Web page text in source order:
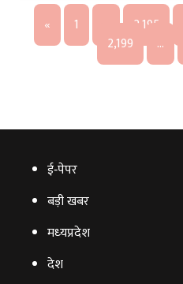
« 1 2,195
2,199
…
ई‑पेपर
बड़ी खबर
मध्‍यप्रदेश
देश